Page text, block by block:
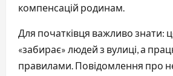
компенсацій родинам.
Для початківця важливо знати:
«забирає» людей з вулиці, а
правилами. Повідомлення про